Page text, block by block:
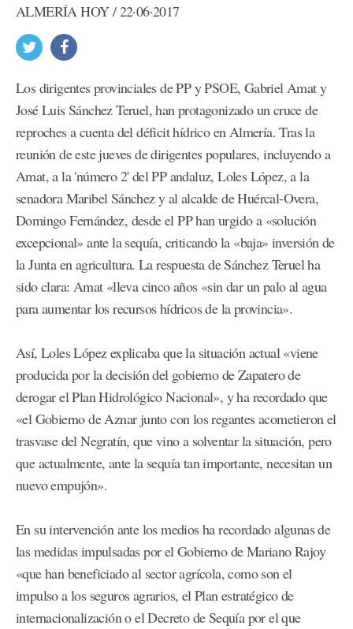
ALMERÍA HOY / 22·06·2017
Los dirigentes provinciales de PP y PSOE, Gabriel Amat y
José Luis Sánchez Teruel, han protagonizado un cruce de
reproches a cuenta del déficit hídrico en Almería. Tras la
reunión de este jueves de dirigentes populares, incluyendo a
Amat, a la 'número 2' del PP andaluz, Loles López, a la
senadora Maribel Sánchez y al alcalde de Huércal-Overa,
Domingo Fernández, desde el PP han urgido a «solución
excepcional» ante la sequía, criticando la «baja» inversión de
la Junta en agricultura. La respuesta de Sánchez Teruel ha
sido clara: Amat «lleva cinco años «sin dar un palo al agua
para aumentar los recursos hídricos de la provincia».
Así, Loles López explicaba que la situación actual «viene
producida por la decisión del gobierno de Zapatero de
derogar el Plan Hidrológico Nacional», y ha recordado que
«el Gobierno de Aznar junto con los regantes acometieron el
trasvase del Negratín, que vino a solventar la situación, pero
que actualmente, ante la sequía tan importante, necesitan un
nuevo empujón».
En su intervención ante los medios ha recordado algunas de
las medidas impulsadas por el Gobierno de Mariano Rajoy
«que han beneficiado al sector agrícola, como son el
impulso a los seguros agrarios, el Plan estratégico de
internacionalización o el Decreto de Sequía por el que